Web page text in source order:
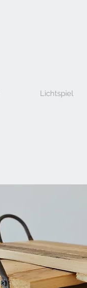
Lichtspiel